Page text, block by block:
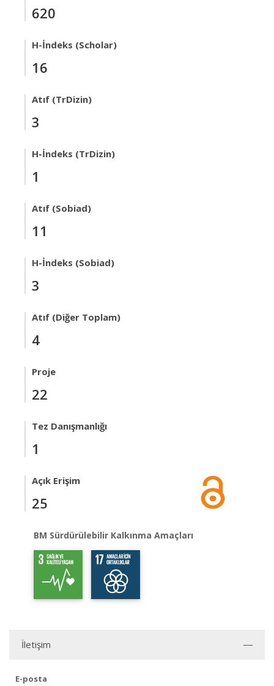
620
H-İndeks (Scholar)
16
Atıf (TrDizin)
3
H-İndeks (TrDizin)
1
Atıf (Sobiad)
11
H-İndeks (Sobiad)
3
Atıf (Diğer Toplam)
4
Proje
22
Tez Danışmanlığı
1
Açık Erişim
25
BM Sürdürülebilir Kalkınma Amaçları
İletişim
E-posta